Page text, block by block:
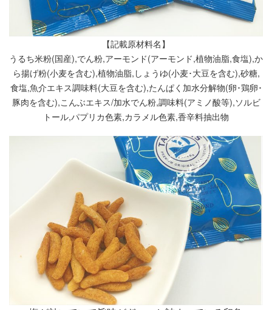
【記載原材料名】
うるち米粉(国産),でん粉,アーモンド(アーモンド,植物油脂,食塩),か
ら揚げ粉(小麦を含む),植物油脂,しょうゆ(小麦･大豆を含む),砂糖,
食塩,魚介エキス調味料(大豆を含む),たんぱく加水分解物(卵･鶏卵･
豚肉を含む),こんぶエキス/加水でん粉,調味料(アミノ酸等),ソルビ
トール,パプリカ色素,カラメル色素,香辛料抽出物